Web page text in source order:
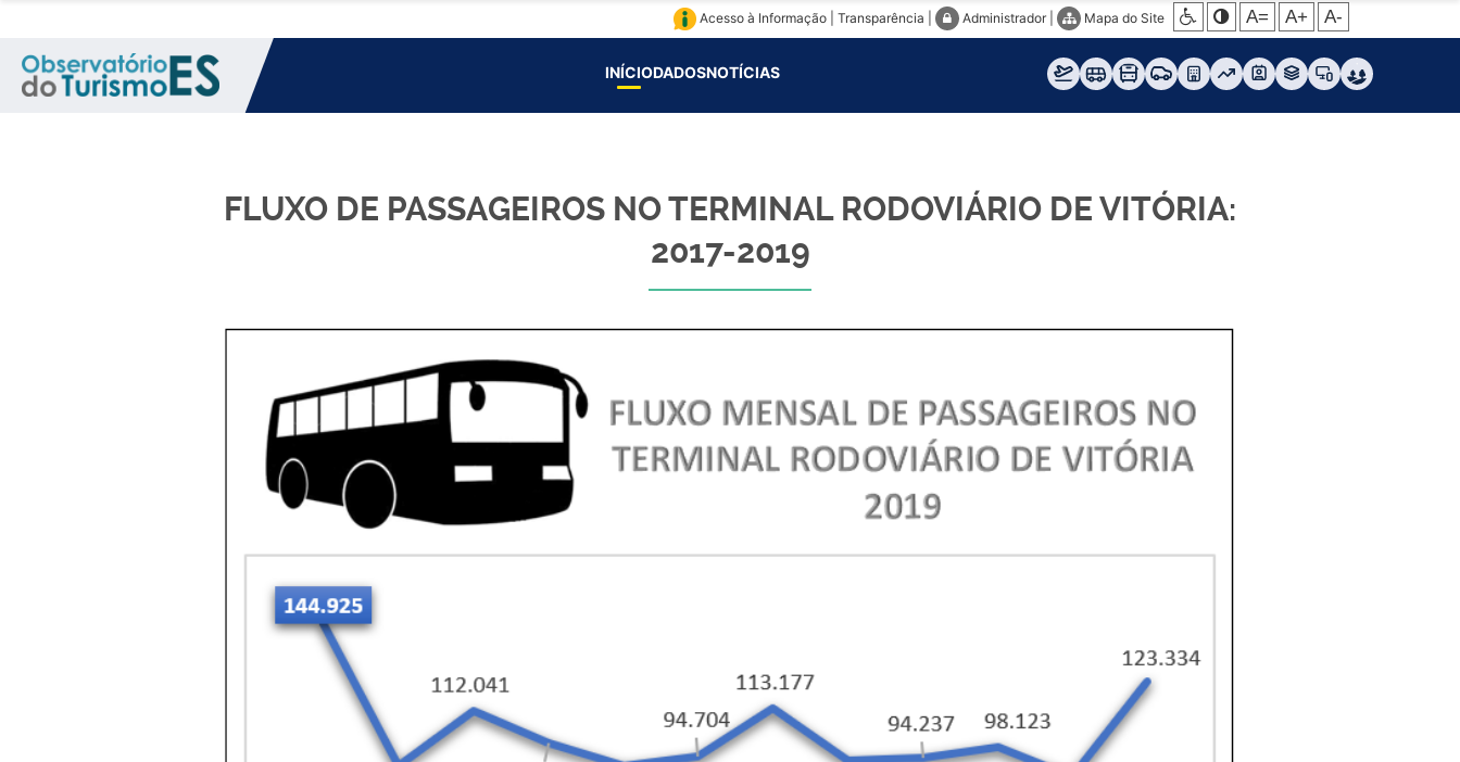
Acesso à Informação Transparência Administrador Mapa do Site A= A+ A-
INÍCIODADOSNOTÍCIAS
FLUXO DE PASSAGEIROS NO TERMINAL RODOVIÁRIO DE VITÓRIA:
2017-2019